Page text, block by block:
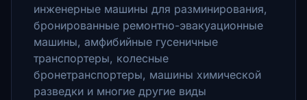
инженерные машины для разминирования,
бронированные ремонтно-эвакуационные
машины, амфибийные гусеничные
транспортеры, колесные
бронетранспортеры, машины химической
разведки и многие другие виды